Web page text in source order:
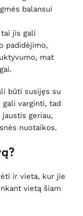
balansui
jis gali
padidėjimo,
mat
būti susijęs su
gali varginti, tad
geriau,
nuotaikos.
ir vieta, kur jie
vietą šiam